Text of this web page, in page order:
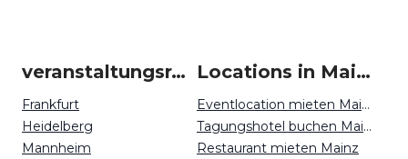
veranstaltungsraum-firmenevents um Mainz
Frankfurt
Heidelberg
Mannheim
Locations in Mainz mieten
Eventlocation mieten Mainz
Tagungshotel buchen Mainz
Restaurant mieten Mainz